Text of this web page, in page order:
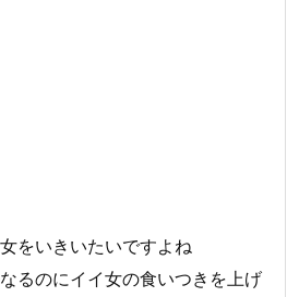
をいきいたいですよね
るのにイイ女の食いつきを上げ